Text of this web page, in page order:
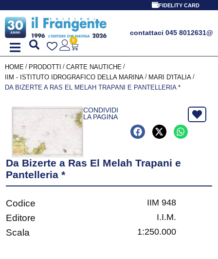
FIDELITY CARD
contattaci 045 8012631@
0
HOME / PRODOTTI / CARTE NAUTICHE /
IIM - ISTITUTO IDROGRAFICO DELLA MARINA / MARI D'ITALIA /
DA BIZERTE A RAS EL MELAH TRAPANI E PANTELLERIA *
CONDIVIDI
LA PAGINA
Da Bizerte a Ras El Melah Trapani e
Pantelleria *
Codice IIM 948
Editore I.I.M.
Scala 1:250.000